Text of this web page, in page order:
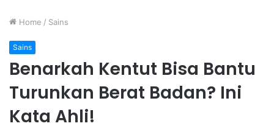
Home / Sains
Sains
Benarkah Kentut Bisa Bantu
Turunkan Berat Badan? Ini
Kata Ahli!